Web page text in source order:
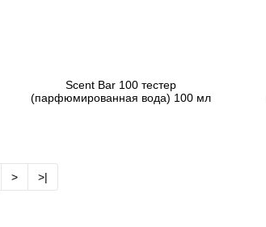
Scent Bar 100 тестер
(парфюмированная вода) 100 мл
> >|